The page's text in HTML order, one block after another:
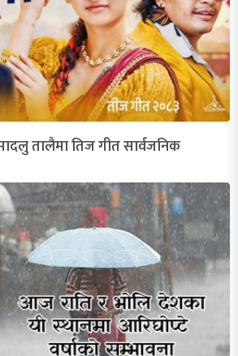
तालैमा तिज गीत सार्वजनिक